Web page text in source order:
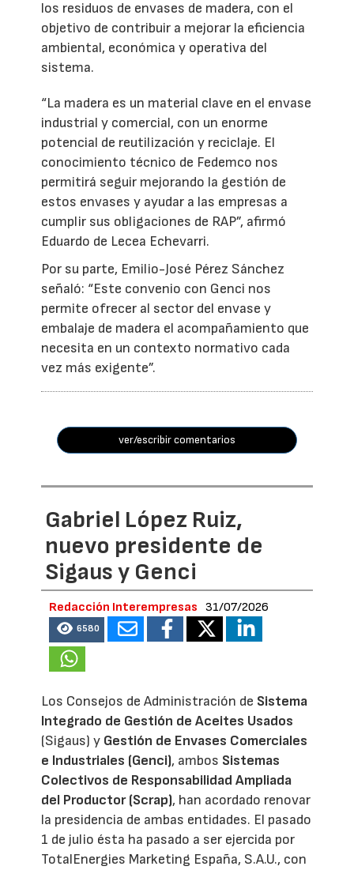
los residuos de envases de madera, con el
objetivo de contribuir a mejorar la eficiencia
ambiental, económica y operativa del
sistema.
“La madera es un material clave en el envase
industrial y comercial, con un enorme
potencial de reutilización y reciclaje. El
conocimiento técnico de Fedemco nos
permitirá seguir mejorando la gestión de
estos envases y ayudar a las empresas a
cumplir sus obligaciones de RAP”, afirmó
Eduardo de Lecea Echevarri.
Por su parte, Emilio-José Pérez Sánchez
señaló: “Este convenio con Genci nos
permite ofrecer al sector del envase y
embalaje de madera el acompañamiento que
necesita en un contexto normativo cada
vez más exigente”.
ver/escribir comentarios
Gabriel López Ruiz,
nuevo presidente de
Sigaus y Genci
Redacción Interempresas 31/07/2026
6580
Los Consejos de Administración de Sistema
Integrado de Gestión de Aceites Usados
(Sigaus) y Gestión de Envases Comerciales
e Industriales (Genci), ambos Sistemas
Colectivos de Responsabilidad Ampliada
del Productor (Scrap), han acordado renovar
la presidencia de ambas entidades. El pasado
1 de julio ésta ha pasado a ser ejercida por
TotalEnergies Marketing España, S.A.U., con